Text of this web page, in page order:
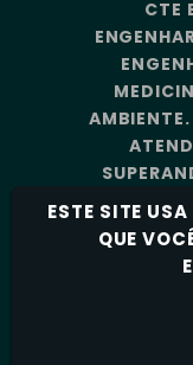
CTE
ESTE SITE
QUE